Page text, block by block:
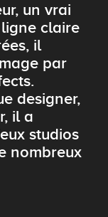
un vrai
claire
il
par
designer,
il a
studios
nombreux